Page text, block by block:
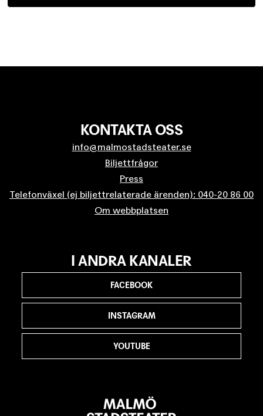
KONTAKTA OSS
info@malmostadsteater.se
Biljettfrågor
Press
Telefonväxel (ej biljettrelaterade ärenden): 040-20 86 00
Om webbplatsen
I ANDRA KANALER
FACEBOOK
INSTAGRAM
YOUTUBE